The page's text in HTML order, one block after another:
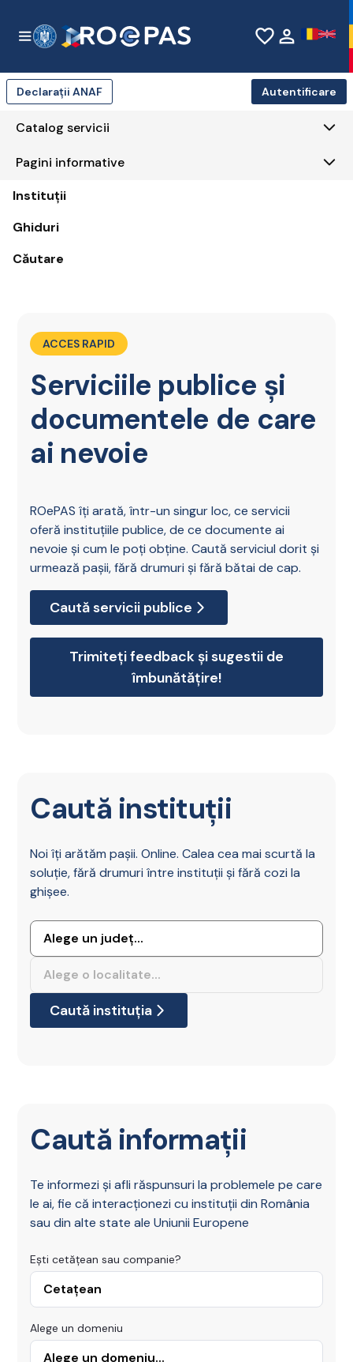
favorite_borderperson
Declarații ANAF Autentificare
Catalog servicii
Pagini informative
Instituții
Ghiduri
Căutare
ACCES RAPID
Serviciile publice și
documentele de care
ai nevoie
ROePAS îți arată, într-un singur loc, ce servicii
oferă instituțiile publice, de ce documente ai
nevoie și cum le poți obține. Caută serviciul dorit și
urmează pașii, fără drumuri și fără bătai de cap.
Caută servicii publice
Trimiteți feedback și sugestii de
îmbunătățire!
Caută instituții
Noi îți arătăm pașii. Online. Calea cea mai scurtă la
soluție, fără drumuri între instituții și fără cozi la
ghișee.
Caută instituția
Caută informații
Te informezi și afli răspunsuri la problemele pe care
le ai, fie că interacționezi cu instituții din România
sau din alte state ale Uniunii Europene
Ești cetățean sau companie?
Alege un domeniu